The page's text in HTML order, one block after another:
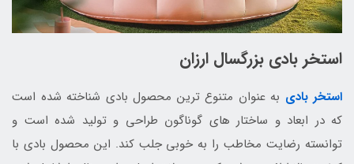
استخر بادی بزرگسال ارزان
استخر بادی به عنوان متنوع ترین محصول بادی شناخته شده است
که در ابعاد و ساختار های گوناگون طراحی و تولید شده است و
توانسته رضایت مخاطب را به خوبی جلب کند. این محصول بادی با